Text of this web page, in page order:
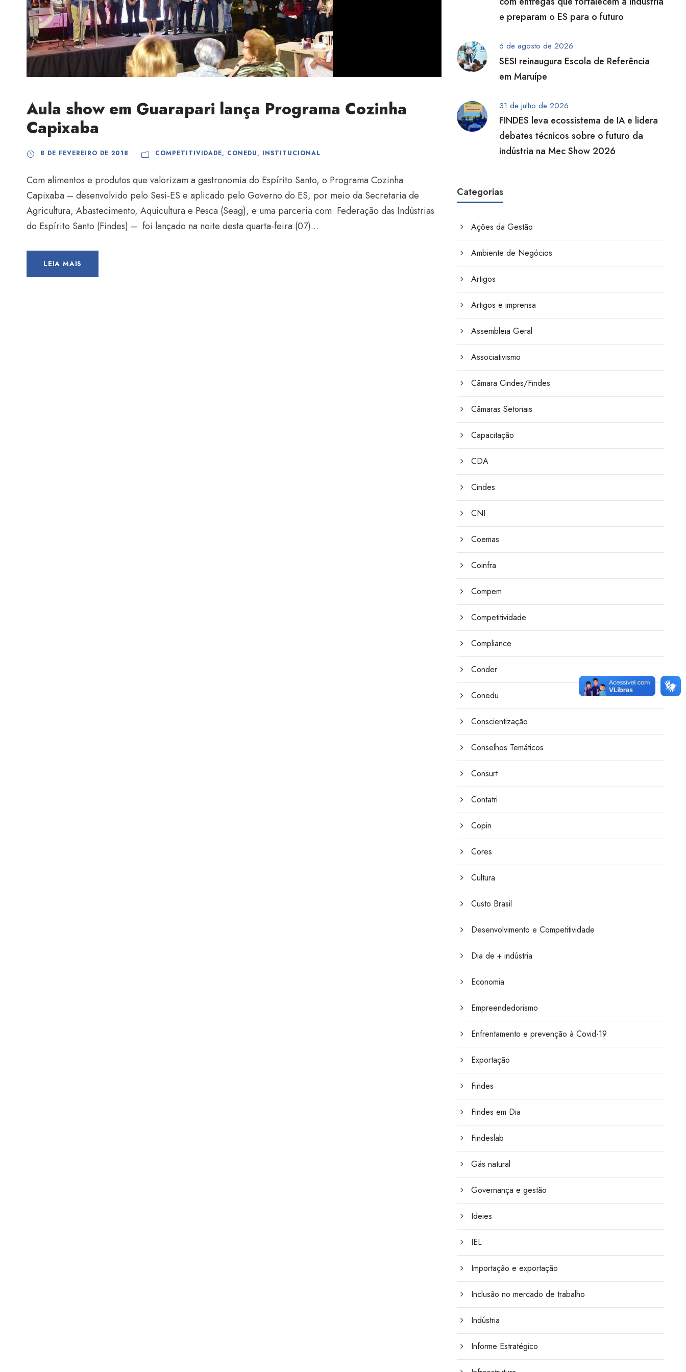
Aula show em Guarapari lança Programa Cozinha
Capixaba
8 DE FEVEREIRO DE 2018 COMPETITIVIDADE, CONEDU, INSTITUCIONAL
Com alimentos e produtos que valorizam a gastronomia do Espírito Santo, o Programa Cozinha
Capixaba – desenvolvido pelo Sesi-ES e aplicado pelo Governo do ES, por meio da Secretaria de
Agricultura, Abastecimento, Aquicultura e Pesca (Seag), e uma parceria com Federação das Indústrias
do Espírito Santo (Findes) – foi lançado na noite desta quarta-feira (07)...
LEIA MAIS
e preparam o ES para o futuro
6 de agosto de 2026
SESI reinaugura Escola de Referência
em Maruípe
31 de julho de 2026
FINDES leva ecossistema de IA e lidera
debates técnicos sobre o futuro da
indústria na Mec Show 2026
Categorias
Ações da Gestão
Ambiente de Negócios
Artigos
Artigos e imprensa
Assembleia Geral
Associativismo
Câmara Cindes/Findes
Câmaras Setoriais
Capacitação
CDA
Cindes
CNI
Coemas
Coinfra
Compem
Competitividade
Compliance
Conder
Conedu
Conscientização
Conselhos Temáticos
Consurt
Contatri
Copin
Cores
Cultura
Custo Brasil
Desenvolvimento e Competitividade
Dia de + indústria
Economia
Empreendedorismo
Enfrentamento e prevenção à Covid-19
Exportação
Findes
Findes em Dia
Findeslab
Gás natural
Governança e gestão
Ideies
IEL
Importação e exportação
Inclusão no mercado de trabalho
Indústria
Informe Estratégico